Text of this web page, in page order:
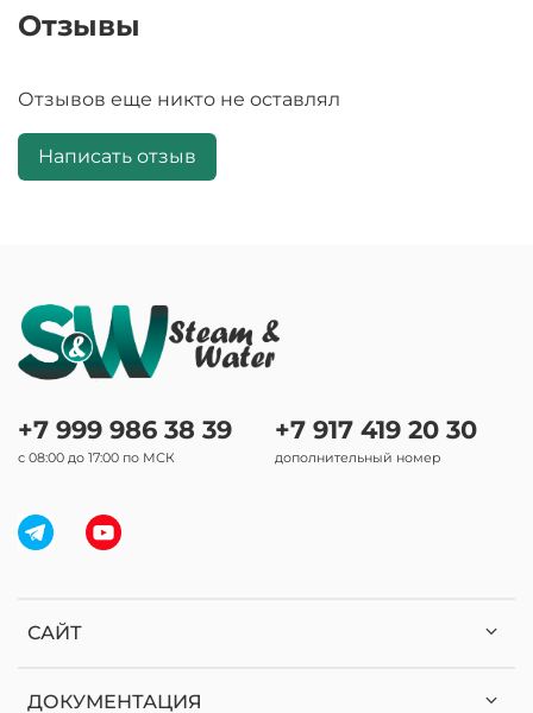
Отзывы
Отзывов еще никто не оставлял
Написать отзыв
САЙТ
ДОКУМЕНТАЦИЯ
+7 999 986 38 39
с 08:00 до 17:00 по МСК
+7 917 419 20 30
дополнительный номер